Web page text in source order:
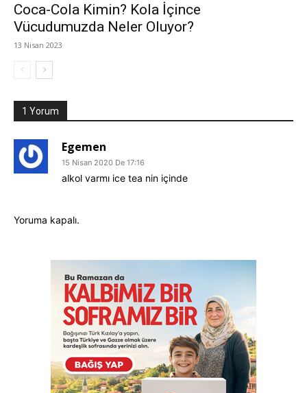
Coca-Cola Kimin? Kola İçince
Vücudumuzda Neler Oluyor?
13 Nisan 2023
1 Yorum
Egemen
15 Nisan 2020 De 17:16
alkol varmı ice tea nin içinde
Yoruma kapalı.